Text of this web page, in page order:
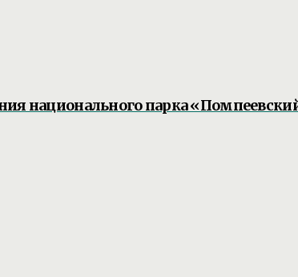
национального парка